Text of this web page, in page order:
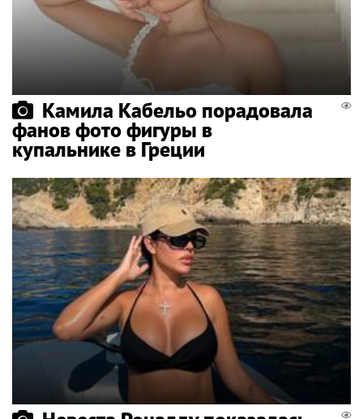
Камила Кабельо порадовала
фанов фото фигуры в
купальнике в Греции